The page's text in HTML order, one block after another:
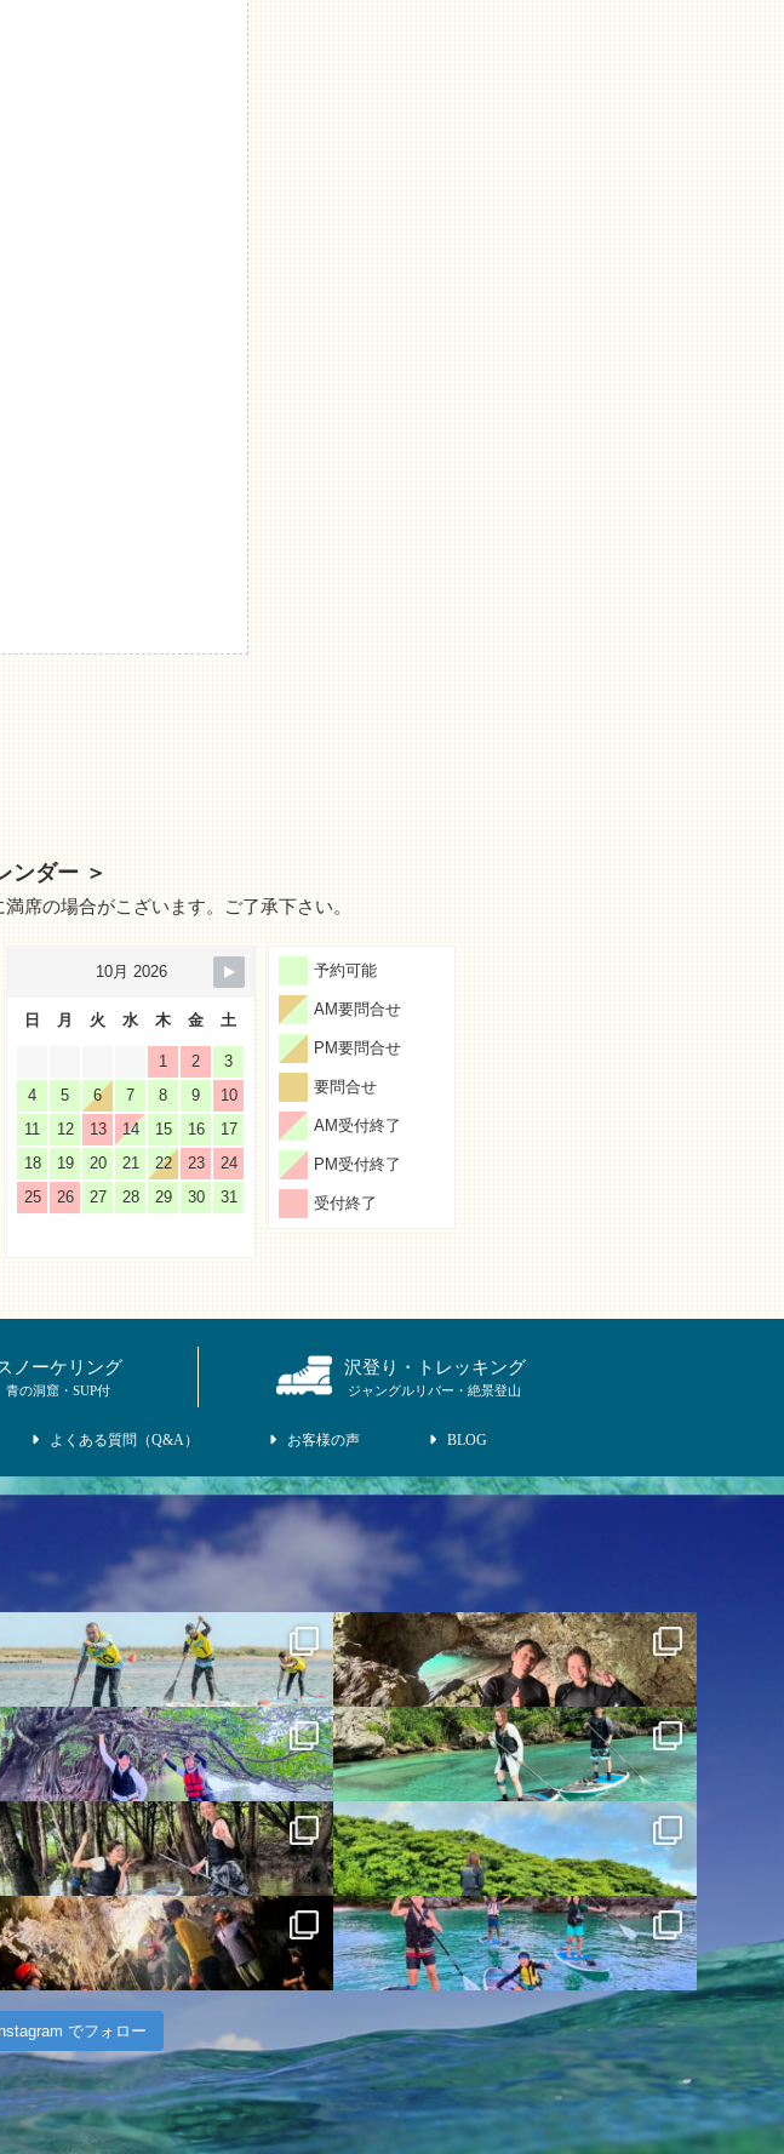
ンダー ＞
席の場合がこざいます。ご了承下さい。
予約可能
AM要問合せ
PM要問合せ
要問合せ
AM受付終了
PM受付終了
受付終了
10月 2026
日 月 火 水 木 金 土
1 2
3
4
5 6 7 8 9
10
11
12 13 14 15 16
17
18
19 20 21 22 23
24
25
26 27 28 29 30 31
ノーケリング
青の洞窟・SUP付
沢登り・トレッキング
ジャングルリバー・絶景登山
よくある質問（Q&A） お客様の声 BLOG
Instagram でフォロー